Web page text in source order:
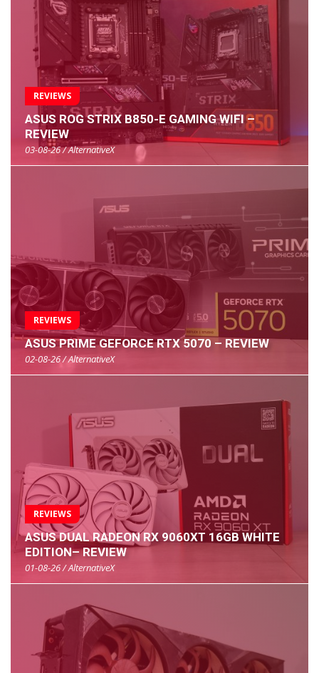
REVIEWS
ASUS ROG STRIX B850-E GAMING WIFI –
REVIEW
03-08-26 / AlternativeX
REVIEWS
ASUS PRIME GEFORCE RTX 5070 – REVIEW
02-08-26 / AlternativeX
REVIEWS
ASUS DUAL RADEON RX 9060XT 16GB WHITE
EDITION– REVIEW
01-08-26 / AlternativeX